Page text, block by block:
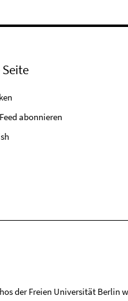
abonnieren
der Freien Universität Berlin